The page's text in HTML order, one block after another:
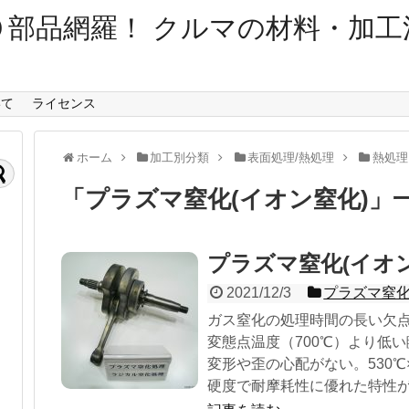
部品網羅！ クルマの材料・加工
ライセンス
ホーム 加工別分類 表面処理/熱処理 熱処理
「 プラズマ窒化(イオン窒化) 」
プラズマ窒化(イオ
2021/12/3
プラズマ窒
ガス窒化の処理時間の長い欠
変態点温度（700℃）より低
変形や歪の心配がない。
硬度で耐摩耗性に優れた特性